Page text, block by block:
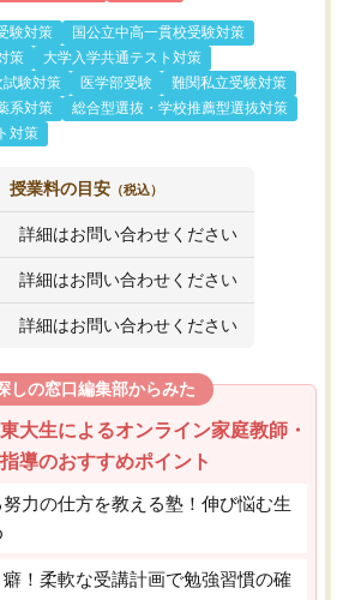
験対策
国公立中高一貫校受験対策
策
大学入学共通テスト対策
試験対策
医学部受験
難関私立受験対策
系対策
総合型選抜・学校推薦型選抜対策
対策
授業料の目安 （税込）
詳細はお問い合わせください
詳細はお問い合わせください
詳細はお問い合わせください
しの窓口編集部からみた
大生によるオンライン家庭教師・
導のおすすめポイント
力の仕方を教える塾！伸び悩む生
！柔軟な受講計画で勉強習慣の確